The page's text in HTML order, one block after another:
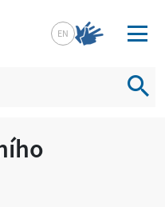
EN